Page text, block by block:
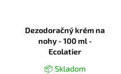
Dezodoračný krém na
nohy - 100 ml -
Ecolatier
📦 Skladom